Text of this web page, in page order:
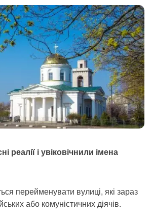
реалії і увіковічнили імена
перейменувати вулиці, які зараз
або комуністичних діячів.